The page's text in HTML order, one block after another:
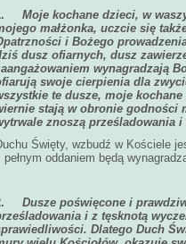
Moje kochane dzieci, w
małżonka, uczcie się
i Bożego
dusz ofiarnych, dusz
wynagradzają
swoje cierpienia dla
te dusze, moje
stają w obronie godności
znoszą prześladowania
Święty, wzbudź w Kościele
pełnym oddaniem będą
Dusze poświęcone i
i z tęsknotą
Dlatego Duch